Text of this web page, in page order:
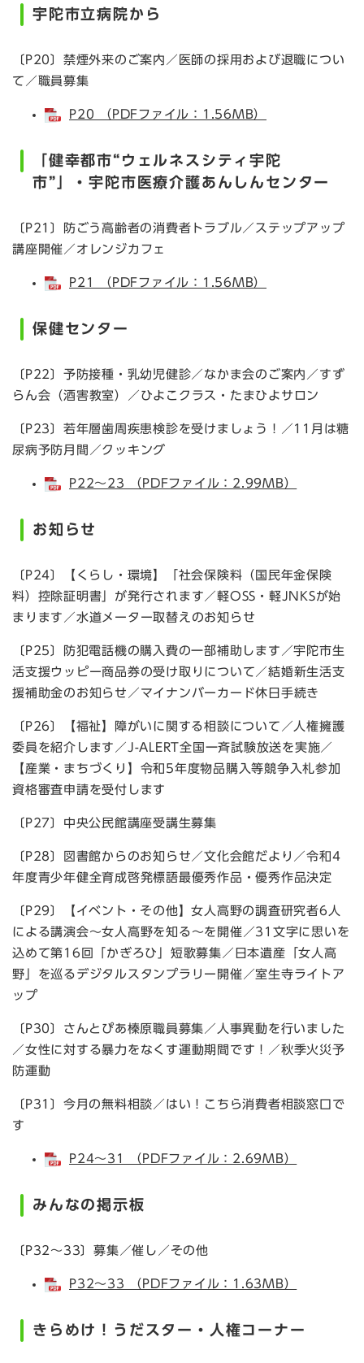
宇陀市立病院から
〔P20〕禁煙外来のご案内／医師の採用および退職につい
て／職員募集
P20 （PDFファイル：1.56MB）
「健幸都市“ウェルネスシティ宇陀
市”」・宇陀市医療介護あんしんセンター
〔P21〕防ごう高齢者の消費者トラブル／ステップアップ
講座開催／オレンジカフェ
P21 （PDFファイル：1.56MB）
保健センター
〔P22〕予防接種・乳幼児健診／なかま会のご案内／すず
らん会（酒害教室）／ひよこクラス・たまひよサロン
〔P23〕若年層歯周疾患検診を受けましょう！／11月は糖
尿病予防月間／クッキング
P22～23 （PDFファイル：2.99MB）
お知らせ
〔P24〕【くらし・環境】「社会保険料（国民年金保険
料）控除証明書」が発行されます／軽OSS・軽JNKSが始
まります／水道メーター取替えのお知らせ
〔P25〕防犯電話機の購入費の一部補助します／宇陀市生
活支援ウッピー商品券の受け取りについて／結婚新生活支
援補助金のお知らせ／マイナンバーカード休日手続き
〔P26〕【福祉】障がいに関する相談について／人権擁護
委員を紹介します／J-ALERT全国一斉試験放送を実施／
【産業・まちづくり】令和5年度物品購入等競争入札参加
資格審査申請を受付します
〔P27〕中央公民館講座受講生募集
〔P28〕図書館からのお知らせ／文化会館だより／令和4
年度青少年健全育成啓発標語最優秀作品・優秀作品決定
〔P29〕【イベント・その他】女人高野の調査研究者6人
による講演会～女人高野を知る～を開催／31文字に思いを
込めて第16回「かぎろひ」短歌募集／日本遺産「女人高
野」を巡るデジタルスタンプラリー開催／室生寺ライトア
ップ
〔P30〕さんとぴあ榛原職員募集／人事異動を行いました
／女性に対する暴力をなくす運動期間です！／秋季火災予
防運動
〔P31〕今月の無料相談／はい！こちら消費者相談窓口で
す
P24～31 （PDFファイル：2.69MB）
みんなの掲示板
〔P32～33〕募集／催し／その他
P32～33 （PDFファイル：1.63MB）
きらめけ！うだスター ・人権コーナー